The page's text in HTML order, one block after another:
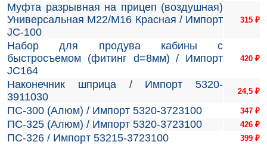
Муфта разрывная на прицеп (воздушная)
Универсальная М22/М16 Красная / Импорт
JC-100
315 ₽
Набор для продува кабины с
быстросъемом (фитинг d=8мм) / Импорт
JC164
420 ₽
Наконечник шприца / Импорт 5320-
3911030
24,5 ₽
ПС-300 (Алюм) / Импорт 5320-3723100 347 ₽
ПС-325 (Алюм) / Импорт 5320-3723100 426 ₽
ПС-326 / Импорт 53215-3723100 399 ₽